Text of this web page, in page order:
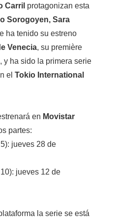
Carril protagonizan esta
Sorogoyen, Sara
ha tenido su estreno
Venecia, su première
, y ha sido la primera serie
el Tokio International
en Movistar
partes:
jueves 28 de
jueves 12 de
la serie se está